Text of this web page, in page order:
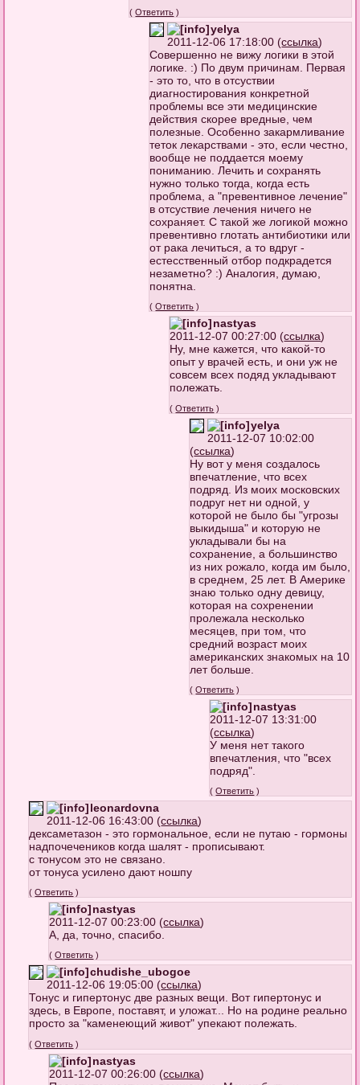
(Ответить )
yelya
2011-12-06 17:18:00 (ссылка)
Совершенно не вижу логики в этой
логике. :) По двум причинам. Первая
- это то, что в отсуствии
диагностирования конкретной
проблемы все эти медицинские
действия скорее вредные, чем
полезные. Особенно закармливание
теток лекарствами - это, если честно,
вообще не поддается моему
пониманию. Лечить и сохранять
нужно только тогда, когда есть
проблема, а "превентивное лечение"
в отсуствие лечения ничего не
сохраняет. С такой же логикой можно
превентивно глотать антибиотики или
от рака лечиться, а то вдруг -
естесственный отбор подкрадется
незаметно? :) Аналогия, думаю,
понятна.
(Ответить )
nastyas
2011-12-07 00:27:00 (ссылка)
Ну, мне кажется, что какой-то
опыт у врачей есть, и они уж не
совсем всех подяд укладывают
полежать.
(Ответить )
yelya
2011-12-07 10:02:00
(ссылка)
Ну вот у меня создалось
впечатление, что всех
подряд. Из моих московских
подруг нет ни одной, у
которой не было бы "угрозы
выкидыша" и которую не
укладывали бы на
сохранение, а большинство
из них рожало, когда им было,
в среднем, 25 лет. В Америке
знаю только одну девицу,
которая на сохренении
пролежала несколько
месяцев, при том, что
средний возраст моих
американских знакомых на 10
лет больше.
(Ответить )
nastyas
2011-12-07 13:31:00
(ссылка)
У меня нет такого
впечатления, что "всех
подряд".
(Ответить )
leonardovna
2011-12-06 16:43:00 (ссылка)
дексаметазон - это гормональное, если не путаю - гормоны
надпочечеников когда шалят - прописывают.
с тонусом это не связано.
от тонуса усилено дают ношпу
(Ответить )
nastyas
2011-12-07 00:23:00 (ссылка)
А, да, точно, спасибо.
(Ответить )
chudishe_ubogoe
2011-12-06 19:05:00 (ссылка)
Тонус и гипертонус две разных вещи. Вот гипертонус и
здесь, в Европе, поставят, и уложат... Но на родине реально
просто за "каменеющий живот" упекают полежать.
(Ответить )
nastyas
2011-12-07 00:26:00 (ссылка)